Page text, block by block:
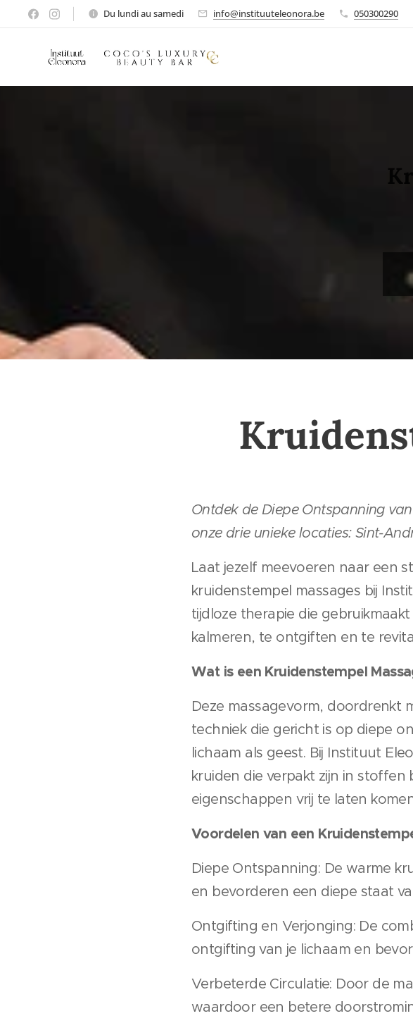
Du lundi au samedi info@instituuteleonora.be 050300290
Ontdek de Diepe Ontspanning
onze drie unieke locaties: Sint-
Laat jezelf meevoeren naar een
kruidenstempel massages bij
tijdloze therapie die
kalmeren, te ontgiften en te
Wat is een Kruidenstempel
Deze massagevorm, doordrenkt
techniek die gericht is op diepe
lichaam als geest. Bij Instituut
kruiden die verpakt zijn in
eigenschappen vrij te laten
Voordelen van een
Diepe Ontspanning: De warme
en bevorderen een diepe staat
Ontgifting en Verjonging: De
ontgifting van je lichaam en
Verbeterde Circulatie: Door de
waardoor een betere